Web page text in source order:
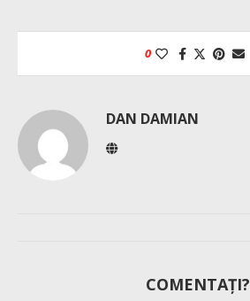
0
DAN DAMIAN
COMENTAȚI?